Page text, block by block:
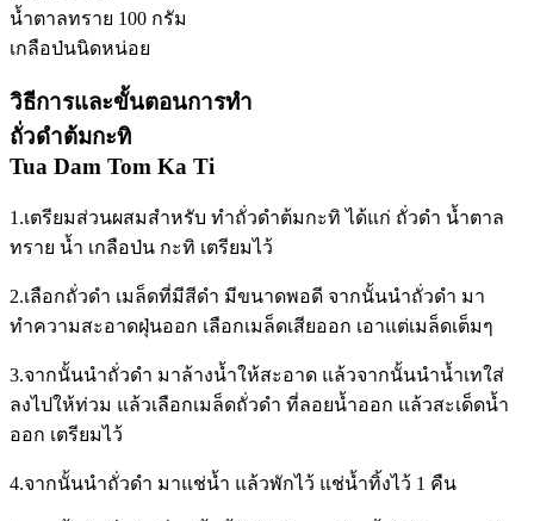
น้ำตาลทราย 100 กรัม
เกลือป่นนิดหน่อย
วิธีการและขั้นตอนการทำ
ถั่วดําต้มกะทิ
Tua Dam Tom Ka Ti
1.เตรียมส่วนผสมสำหรับ ทำถั่วดําต้มกะทิ ได้แก่ ถั่วดํา น้ำตาล
ทราย น้ำ เกลือป่น กะทิ เตรียมไว้
2.เลือกถั่วดํา เมล็ดที่มีสีดํา มีขนาดพอดี จากนั้นนำถั่วดํา มา
ทำความสะอาดฝุ่นออก เลือกเมล็ดเสียออก เอาแต่เมล็ดเต็มๆ
3.จากนั้นนำถั่วดํา มาล้างน้ำให้สะอาด แล้วจากนั้นนำน้ำเทใส่
ลงไปให้ท่วม แล้วเลือกเมล็ดถั่วดํา ที่ลอยน้ำออก แล้วสะเด็ดน้ำ
ออก เตรียมไว้
4.จากนั้นนำถั่วดํา มาแช่น้ำ แล้วพักไว้ แช่น้ำทิ้งไว้ 1 คืน